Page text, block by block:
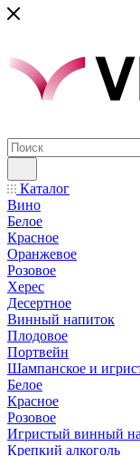
Каталог
Вино
Белое
Красное
Оранжевое
Розовое
Херес
Десертное
Винный напиток
Плодовое
Портвейн
Шампанское и
Белое
Красное
Розовое
Игристый винный
Крепкий алкоголь